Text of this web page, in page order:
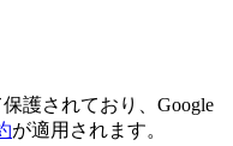
護されており、Google
が適用されます。